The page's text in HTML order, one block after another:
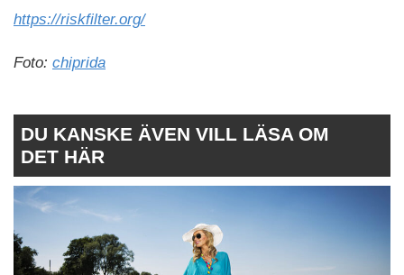
https://riskfilter.org/
Foto: chiprida
DU KANSKE ÄVEN VILL LÄSA OM
DET HÄR